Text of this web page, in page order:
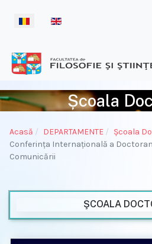
Selectați limba dvs
Școala
Acasă DEPARTAMENTE Şcoala
Conferința Internațională a
Comunicării
ŞCOALA